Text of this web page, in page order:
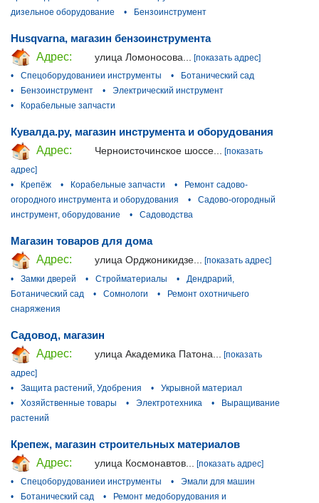
дизельное оборудование
• Бензоинструмент
Husqvarna, магазин бензоинструмента
Адрес:
улица Ломоносова...
[показать адрес]
•
Спецоборудованиеи инструменты •
Ботанический сад
•
Бензоинструмент •
Электрический инструмент
•
Корабельные запчасти
Кувалда.ру, магазин инструмента и оборудования
Адрес:
Черноисточинское шоссе... [показать
адрес]
•
Крепёж • Корабельные запчасти •
Ремонт садово-
огородного инструмента и оборудования
•
Садово-огородный
инструмент, оборудование
• Садоводства
Магазин товаров для дома
Адрес:
улица Орджоникидзе...
[показать адрес]
•
Замки дверей • Стройматериалы •
Дендрарий,
Ботанический сад
• Сомнологи •
Ремонт охотничьего
снаряжения
Садовод, магазин
Адрес:
улица Академика Патона...
[показать
адрес]
•
Защита растений, Удобрения •
Укрывной материал
•
Хозяйственные товары • Электротехника •
Выращивание
растений
Крепеж, магазин строительных материалов
Адрес:
улица Космонавтов...
[показать адрес]
•
Спецоборудованиеи инструменты •
Эмали для машин
•
Ботанический сад •
Ремонт медоборудования и